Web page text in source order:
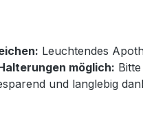
Leuchtendes
möglich:
und langlebig